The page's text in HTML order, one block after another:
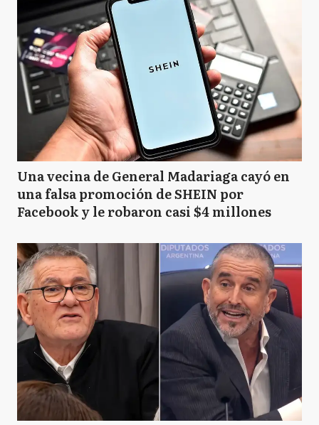
Una vecina de General Madariaga cayó en
una falsa promoción de SHEIN por
Facebook y le robaron casi $4 millones